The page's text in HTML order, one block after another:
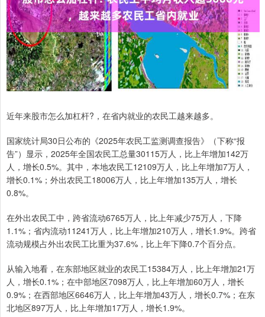
近年来股市怎么加杠杆?，在省内就业的农民工越来越多。
国家统计局30日公布的《2025年农民工监测调查报告》（下称“报
告”）显示，2025年全国农民工总量30115万人，比上年增加142万
人，增长0.5%。其中，本地农民工12109万人，比上年增加7万人，
增长0.1%；外出农民工18006万人，比上年增加135万人，增长
0.8%。
在外出农民工中，跨省流动6765万人，比上年减少75万人，下降
1.1%；省内流动11241万人，比上年增加210万人，增长1.9%。跨省
流动规模占外出农民工比重为37.6%，比上年下降0.7个百分点。
从输入地看，在东部地区就业的农民工15384万人，比上年增加21万
人，增长0.1%；在中部地区7098万人，比上年增加60万人，增长
0.9%；在西部地区6646万人，比上年增加43万人，增长0.7%；在东
北地区897万人，比上年增加17万人，增长1.9%。